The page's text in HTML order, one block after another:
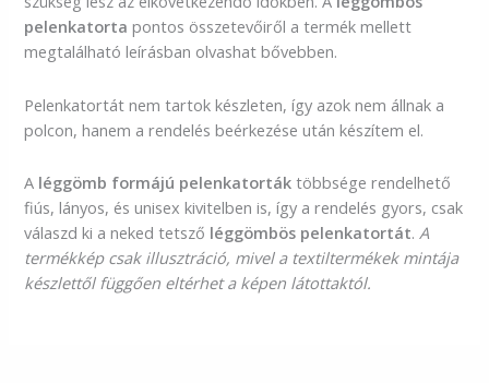
pelenkatorta pontos összetevőiről a termék mellett
megtalálható leírásban olvashat bővebben.
Pelenkatortát nem tartok készleten, így azok nem állnak a
polcon, hanem a rendelés beérkezése után készítem el.
A léggömb formájú pelenkatorták többsége rendelhető
fiús, lányos, és unisex kivitelben is, így a rendelés gyors, csak
válaszd ki a neked tetsző léggömbös pelenkatortát.A
termékkép csak illusztráció, mivel a textiltermékek mintája
készlettől függően eltérhet a képen látottaktól.